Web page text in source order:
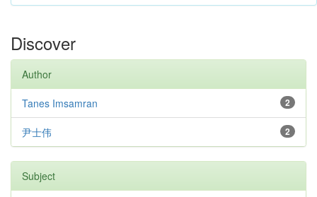
Discover
Author
2
Tanes Imsamran
2
尹士伟
Subject